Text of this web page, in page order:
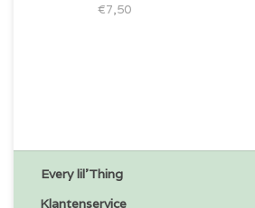
€7,50
Every lil'Thing
Klantenservice